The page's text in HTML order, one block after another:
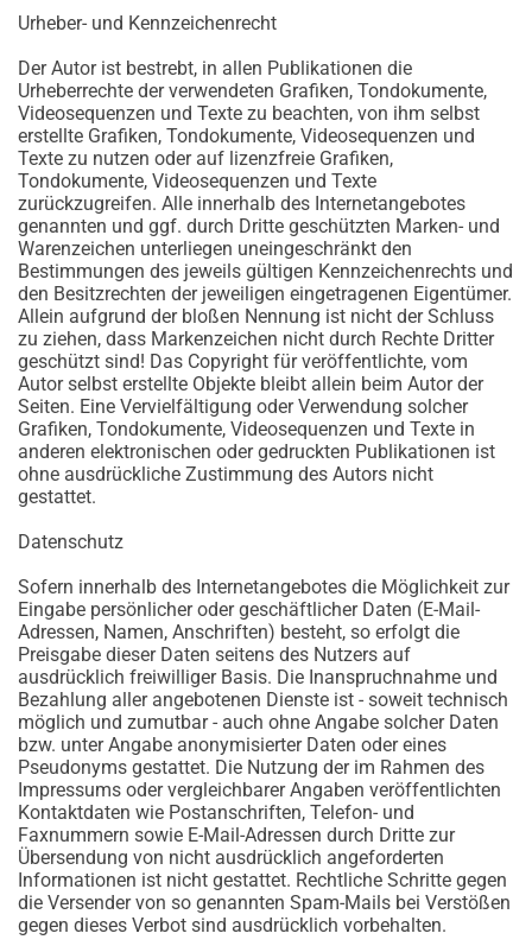
Urheber- und Kennzeichenrecht
Der Autor ist bestrebt, in allen Publikationen die
Urheberrechte der verwendeten Grafiken, Tondokumente,
Videosequenzen und Texte zu beachten, von ihm selbst
erstellte Grafiken, Tondokumente, Videosequenzen und
Texte zu nutzen oder auf lizenzfreie Grafiken,
Tondokumente, Videosequenzen und Texte
zurückzugreifen. Alle innerhalb des Internetangebotes
genannten und ggf. durch Dritte geschützten Marken- und
Warenzeichen unterliegen uneingeschränkt den
Bestimmungen des jeweils gültigen Kennzeichenrechts und
den Besitzrechten der jeweiligen eingetragenen Eigentümer.
Allein aufgrund der bloßen Nennung ist nicht der Schluss
zu ziehen, dass Markenzeichen nicht durch Rechte Dritter
geschützt sind! Das Copyright für veröffentlichte, vom
Autor selbst erstellte Objekte bleibt allein beim Autor der
Seiten. Eine Vervielfältigung oder Verwendung solcher
Grafiken, Tondokumente, Videosequenzen und Texte in
anderen elektronischen oder gedruckten Publikationen ist
ohne ausdrückliche Zustimmung des Autors nicht
gestattet.
Datenschutz
Sofern innerhalb des Internetangebotes die Möglichkeit zur
Eingabe persönlicher oder geschäftlicher Daten (E-Mail-
Adressen, Namen, Anschriften) besteht, so erfolgt die
Preisgabe dieser Daten seitens des Nutzers auf
ausdrücklich freiwilliger Basis. Die Inanspruchnahme und
Bezahlung aller angebotenen Dienste ist - soweit technisch
möglich und zumutbar - auch ohne Angabe solcher Daten
bzw. unter Angabe anonymisierter Daten oder eines
Pseudonyms gestattet. Die Nutzung der im Rahmen des
Impressums oder vergleichbarer Angaben veröffentlichten
Kontaktdaten wie Postanschriften, Telefon- und
Faxnummern sowie E-Mail-Adressen durch Dritte zur
Übersendung von nicht ausdrücklich angeforderten
Informationen ist nicht gestattet. Rechtliche Schritte gegen
die Versender von so genannten Spam-Mails bei Verstößen
gegen dieses Verbot sind ausdrücklich vorbehalten.